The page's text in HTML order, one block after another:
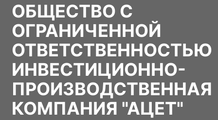
ОБЩЕСТВО С
ОГРАНИЧЕННОЙ
ОТВЕТСТВЕННОСТЬЮ
ИНВЕСТИЦИОННО-
ПРОИЗВОДСТВЕННАЯ
КОМПАНИЯ "АЦЕТ"